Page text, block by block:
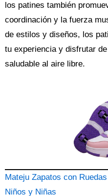
los patines también
coordinación y la fuerza
de estilos y diseños, los
tu experiencia y disfrutar
saludable al aire libre.
Mateju Zapatos con
Niños y Niñas